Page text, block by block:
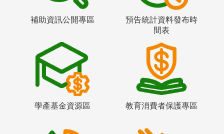
補助資訊公開專區
預告統計資料發布時
間表
學產基金資源區 教育消費者保護專區